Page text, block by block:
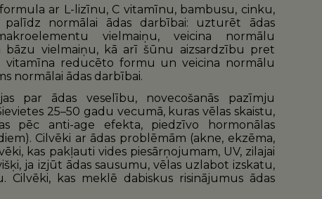
ar L-lizīnu, C vitamīnu, bambusu, cinku,
normālai ādas darbībai: uzturēt ādas
vielmaiņu, veicina normālu
vielmaiņu, kā arī šūnu aizsardzību pret
vitamīna reducēto formu un veicina normālu
normālai ādas darbībai.
par ādas veselību, novecošanās pazīmju
25–50 gadu vecumā, kuras vēlas skaistu,
pēc anti-age efekta, piedzīvo hormonālas
Cilvēki ar ādas problēmām (akne, ekzēma,
kas pakļauti vides piesārņojumam, UV, zilajai
ja izjūt ādas sausumu, vēlas uzlabot izskatu,
kas meklē dabiskus risinājumus ādas